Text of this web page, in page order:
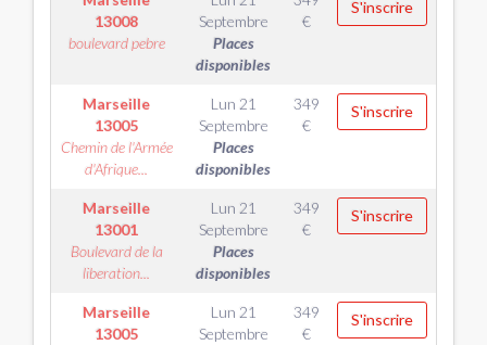
13008
boulevard pebre
Septembre
Places
disponibles
€
S'inscrire
Marseille
13005
Chemin de l'Armée
d'Afrique...
Lun 21
Septembre
Places
disponibles
349
€
S'inscrire
Marseille
13001
Boulevard de la
liberation...
Lun 21
Septembre
Places
disponibles
349
€
S'inscrire
Marseille
13005
Lun 21
Septembre
349
€
S'inscrire